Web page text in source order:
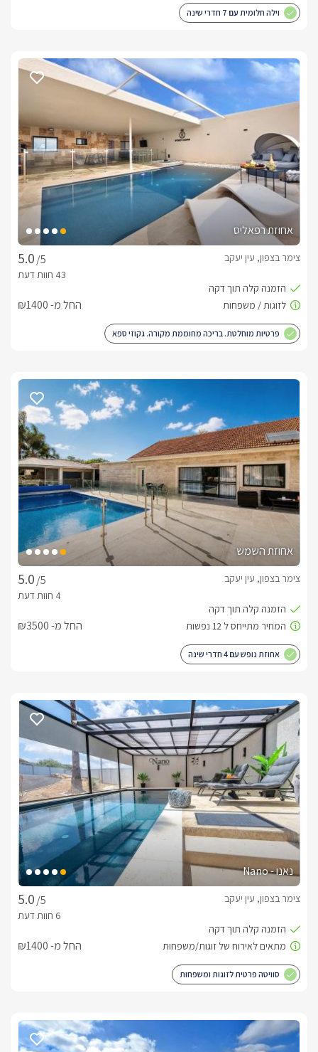
וילה חלומית עם 7 חדרי שינה
אחוזת רפאליס
/5
צימר בצפון, עין יעקב
החל מ- ₪1400
פרטיות מוחלטת. בריכה מחוממת מקורה. גקוזי ספא
אחוזת השמש
/5
צימר בצפון, עין יעקב
החל מ- ₪3500
אחוזת נופש עם 4 חדרי שינה
נאנו - Nano
/5
צימר בצפון, עין יעקב
החל מ- ₪1400
סוויטה פרטית לזוגות ומשפחות